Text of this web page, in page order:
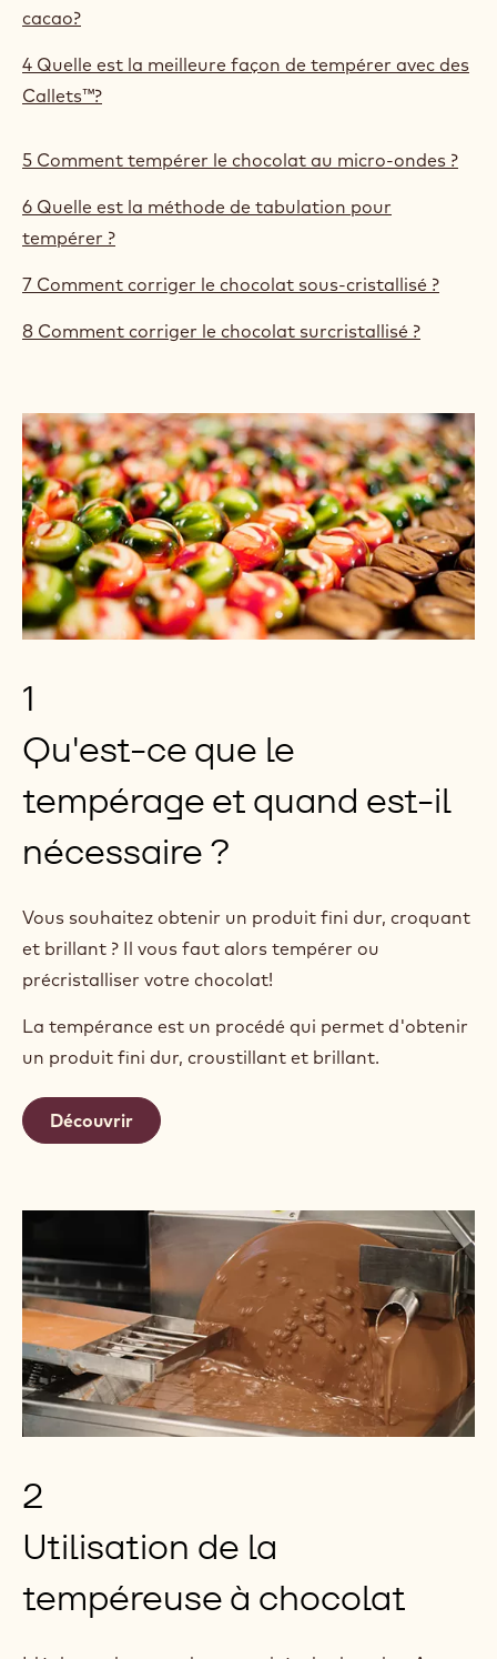
cacao?
4 Quelle est la meilleure façon de tempérer avec des
Callets™?
5 Comment tempérer le chocolat au micro-ondes ?
6 Quelle est la méthode de tabulation pour
tempérer ?
7 Comment corriger le chocolat sous-cristallisé ?
8 Comment corriger le chocolat surcristallisé ?
1
Qu'est-ce que le
tempérage et quand est-il
nécessaire ?
Vous souhaitez obtenir un produit fini dur, croquant
et brillant ? Il vous faut alors tempérer ou
précristalliser votre chocolat!
La tempérance est un procédé qui permet d'obtenir
un produit fini dur, croustillant et brillant.
Découvrir
2
Utilisation de la
tempéreuse à chocolat